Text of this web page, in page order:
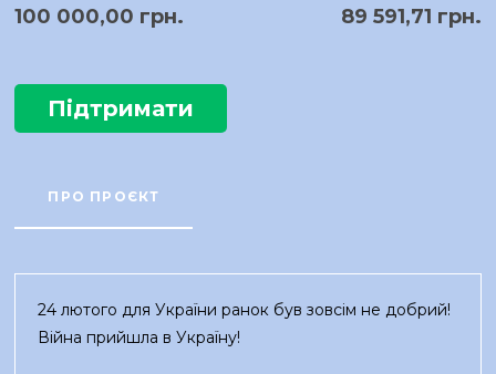
100 000,00 грн. 89 591,71 грн.
Підтримати
ПРО ПРОЄКТ
24 лютого для України ранок був зовсім не добрий!
Війна прийшла в Україну!